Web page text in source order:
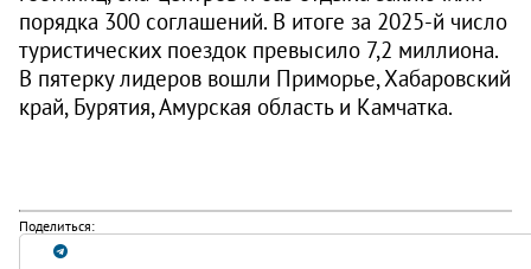
порядка 300 соглашений. В итоге за 2025-й число
туристических поездок превысило 7,2 миллиона.
В пятерку лидеров вошли Приморье, Хабаровский
край, Бурятия, Амурская область и Камчатка.
Поделиться: